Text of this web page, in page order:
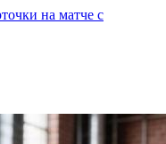
на матче с